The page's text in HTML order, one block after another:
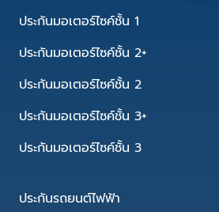
ประกันมอเตอร์ไซค์ชั้น 1
ประกันมอเตอร์ไซค์ชั้น 2+
ประกันมอเตอร์ไซค์ชั้น 2
ประกันมอเตอร์ไซค์ชั้น 3+
ประกันมอเตอร์ไซค์ชั้น 3
ประกันรถยนต์ไฟฟ้า